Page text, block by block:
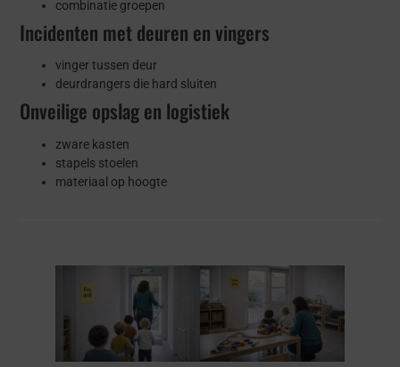
combinatie groepen
Incidenten met deuren en vingers
vinger tussen deur
deurdrangers die hard sluiten
Onveilige opslag en logistiek
zware kasten
stapels stoelen
materiaal op hoogte